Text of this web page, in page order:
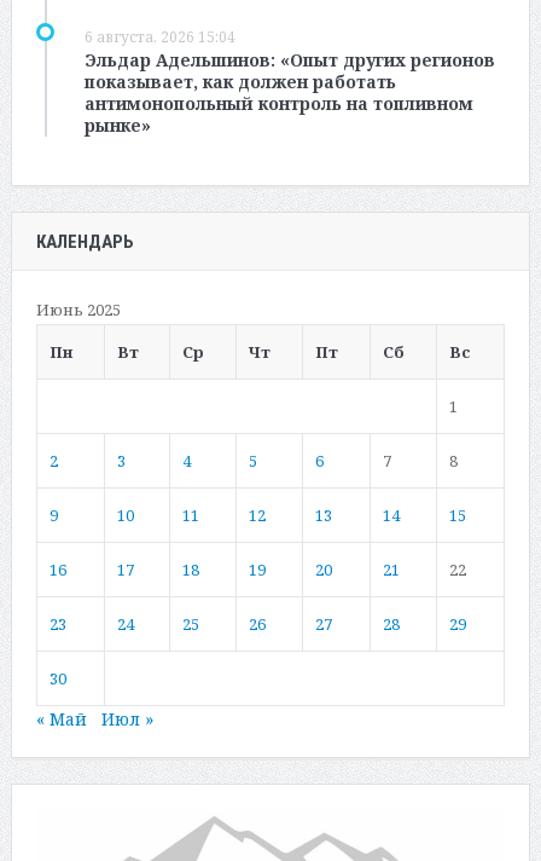
6 августа, 2026 15:04
Эльдар Адельшинов: «Опыт других регионов
показывает, как должен работать
антимонопольный контроль на топливном
рынке»
КАЛЕНДАРЬ
Июнь 2025
Пн
Вт Ср Чт Пт Сб Вс
1
2 3 4 5 6 7 8
9 10 11 12 13 14 15
16 17 18 19 20 21 22
23 24 25 26 27 28 29
30
« Май Июл »